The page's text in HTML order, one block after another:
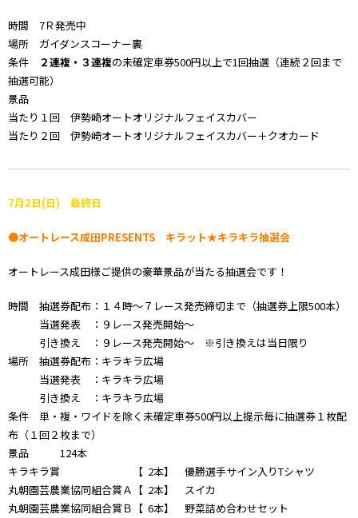
時間 7Ｒ発売中
場所 ガイダンスコーナー裏
条件
２連複・３連複の未確定車券500円以上で1回抽選（連続２回まで
抽選可能）
景品
当たり１回 伊勢崎オートオリジナルフェイスカバー
当たり２回 伊勢崎オートオリジナルフェイスカバー＋クオカード
7月2日(日) 最終日
●オートレース成田PRESENTS キラット★キラキラ抽選会
オートレース成田様ご提供の豪華景品が当たる抽選会です！
時間 抽選券配布：１４時～７レース発売締切まで（抽選券上限500本）
当選発表 ：９レース発売開始～
引き換え ：９レース発売開始～ ※引き換えは当日限り
場所 抽選券配布：キラキラ広場
当選発表 ：キラキラ広場
引き換え ：キラキラ広場
条件 単・複・ワイドを除く未確定車券500円以上提示毎に抽選券１枚配
布（１回２枚まで）
景品 124本
キラキラ賞 【 2本】 優勝選手サイン入りTシャツ
丸朝園芸農業協同組合賞Ａ【 2本】 スイカ
丸朝園芸農業協同組合賞Ｂ【 6本】 野菜詰め合わせセット